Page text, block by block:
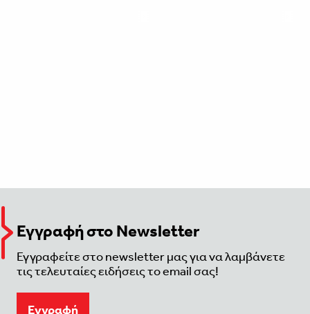
Εγγραφή στο Newsletter
Εγγραφείτε στο newsletter μας για να λαμβάνετε
τις τελευταίες ειδήσεις το email σας!
Eγγραφή